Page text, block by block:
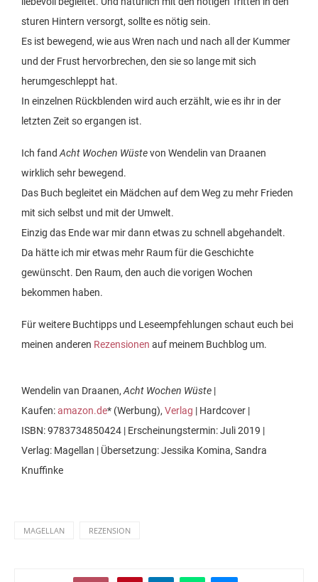
sturen Hintern versorgt, sollte es nötig sein.
Es ist bewegend, wie aus Wren nach und nach all der Kummer
und der Frust hervorbrechen, den sie so lange mit sich
herumgeschleppt hat.
In einzelnen Rückblenden wird auch erzählt, wie es ihr in der
letzten Zeit so ergangen ist.
Ich fand Acht Wochen Wüstevon Wendelin van Draanen
wirklich sehr bewegend.
Das Buch begleitet ein Mädchen auf dem Weg zu mehr Frieden
mit sich selbst und mit der Umwelt.
Einzig das Ende war mir dann etwas zu schnell abgehandelt.
Da hätte ich mir etwas mehr Raum für die Geschichte
gewünscht. Den Raum, den auch die vorigen Wochen
bekommen haben.
Für weitere Buchtipps und Leseempfehlungen schaut euch bei
meinen anderen Rezensionen auf meinem Buchblog um.
Wendelin van Draanen, Acht Wochen Wüste |
Kaufen:amazon.de* (Werbung), Verlag | Hardcover |
ISBN: 9783734850424 | Erscheinungstermin: Juli 2019 |
Verlag: Magellan | Übersetzung: Jessika Komina, Sandra
Knuffinke
MAGELLAN REZENSION